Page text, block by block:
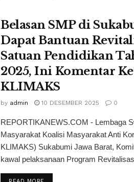
Belasan SMP di
Dapat Bantuan
Satuan Pendidikan
2025, Ini Komentar
KLIMAKS
by admin 10 DESEMBER 2025 0
REPORTIKANEWS.COM - Lembaga
Masyarakat Koalisi Masyarakat Anti
KLIMAKS) Sukabumi Jawa Barat,
kawal pelaksanaan Program